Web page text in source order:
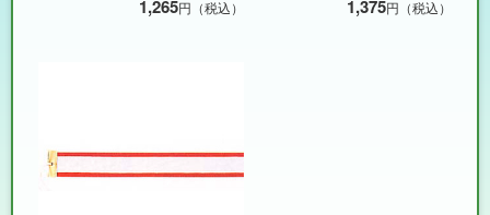
1,265円（税込） 1,375円（税込）